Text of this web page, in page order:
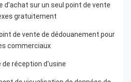
d'achat sur un seul point de vente
gratuitement
de vente de dédouanement pour
commerciaux
de réception d'usine